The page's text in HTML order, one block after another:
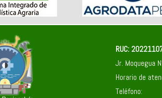
RUC:
Jr. Moquegua
Horario de
Teléfono: